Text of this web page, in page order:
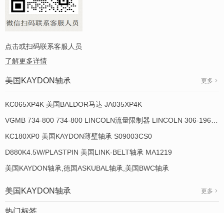
点击或扫码联系客服人员
了解更多详情
美国KAYDON轴承 更多
KC065XP4K 美国BALDOR马达 JA035XP4K
KC180XP0 美国KAYDON薄壁轴承 S09003CS0
D880K4.5W/PLASTPIN 美国LINK-BELT轴承 MA1219
美国KAYDON轴承,德国ASKUBAL轴承,美国BWC轴承
美国KAYDON轴承 更多
热门标签